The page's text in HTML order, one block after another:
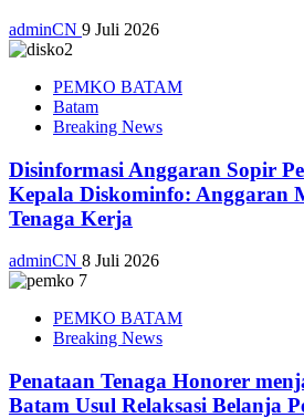
adminCN 9 Juli 2026
PEMKO BATAM
Batam
Breaking News
Disinformasi Anggaran Sopir
Kepala Diskominfo: Anggaran
Tenaga Kerja
adminCN 8 Juli 2026
PEMKO BATAM
Breaking News
Penataan Tenaga Honorer
Batam Usul Relaksasi Belanja